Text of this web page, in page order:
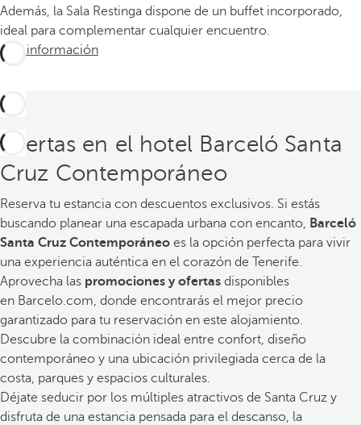
Además, la Sala Restinga dispone de un buffet incorporado,
ideal para complementar cualquier encuentro.
Más información
Ofertas en el hotel Barceló Santa
Cruz Contemporáneo
Reserva tu estancia con descuentos exclusivos. Si estás
buscando planear una escapada urbana con encanto, Barceló
Santa Cruz Contemporáneo es la opción perfecta para vivir
una experiencia auténtica en el corazón de Tenerife.
Aprovecha las promociones y ofertas disponibles
en Barcelo.com, donde encontrarás el mejor precio
garantizado para tu reservación en este alojamiento.
Descubre la combinación ideal entre confort, diseño
contemporáneo y una ubicación privilegiada cerca de la
costa, parques y espacios culturales.
Déjate seducir por los múltiples atractivos de Santa Cruz y
disfruta de una estancia pensada para el descanso, la